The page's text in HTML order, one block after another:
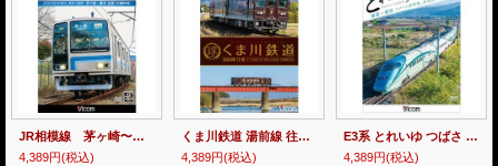
JR相模線 茅ヶ崎〜橋本 往復 4K撮影作品 205系500番台、神奈川縦断!【DVD】
4,389円(税込)
くま川鉄道 湯前線 往復 KT-500形でゆく夏の人吉盆地【4K撮影作品】【DVD】
4,389円(税込)
E3系 とれいゆ つばさ 福島~新庄 リゾート新幹線、出羽路を行く 【DVD】
4,389円(税込)